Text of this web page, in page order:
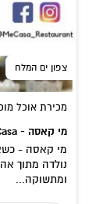
צפון ים המלח
מכירת אוכל
מי קאסה - Mi Casa
מי קאסה -
נולדה מתוך
ומתשוקה...